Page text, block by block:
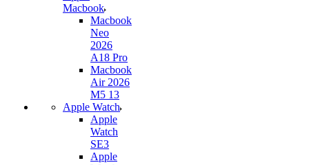
Macbook
Macbook
Neo
2026
A18 Pro
Macbook
Air 2026
M5 13
Apple Watch
Apple
Watch
SE3
Apple